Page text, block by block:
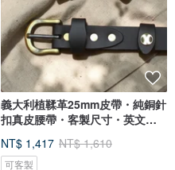
義大利植鞣革25mm皮帶・純銅針
扣真皮腰帶・客製尺寸・英文烙
NT$ 1,417 NT$ 1,610
可客製